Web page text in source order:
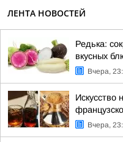
ЛЕНТА НОВОСТЕЙ
Редька:
вкусных
Вчера,
Искусство
Вчера,